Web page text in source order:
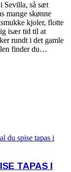
Sevilla, så sæt
mange skønne
kjoler, flotte
især tid til at
rundt i det gamle
finder du…
TAPAS I